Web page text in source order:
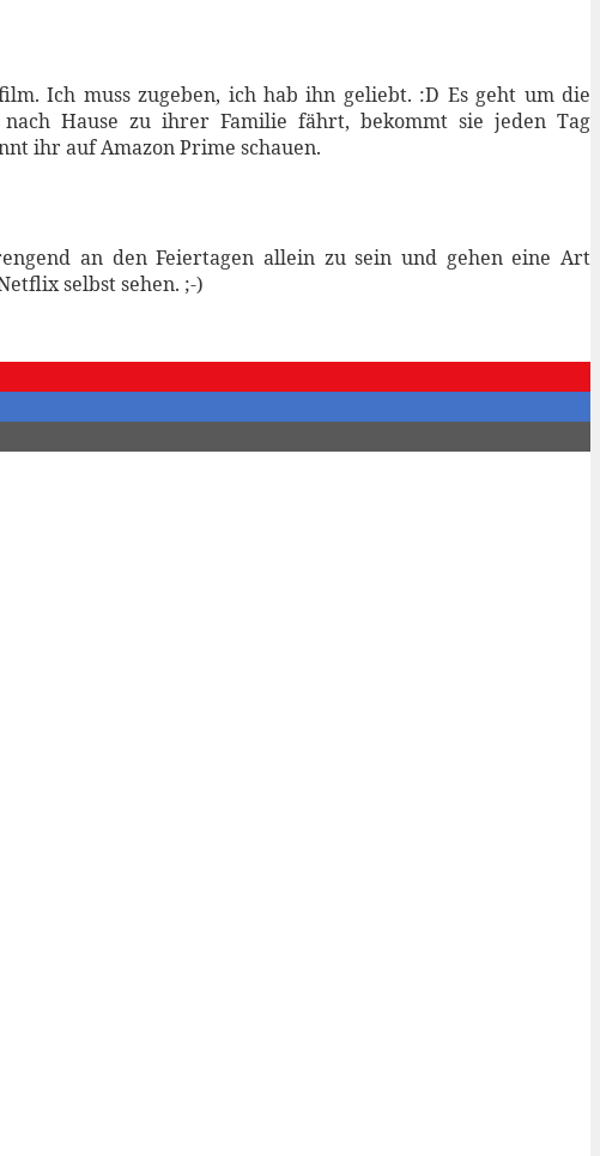
Ich muss zugeben, ich hab ihn geliebt. :D Es geht um die
Hause zu ihrer Familie fährt, bekommt sie jeden Tag
ihr auf Amazon Prime schauen.
an den Feiertagen allein zu sein und gehen eine Art
selbst sehen. ;-)